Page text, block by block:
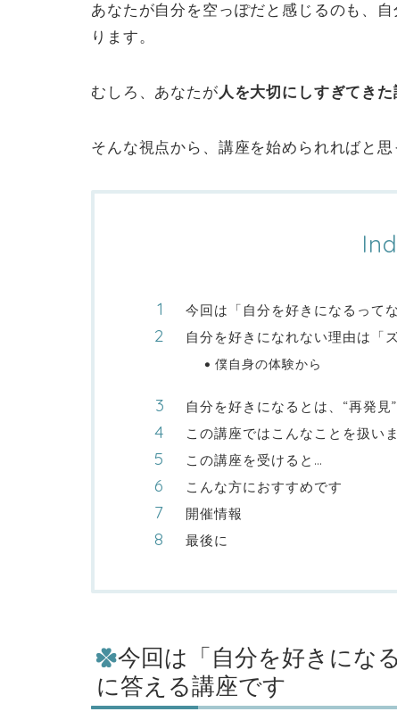
あなたが自分を空っぽだと感じるのも、
ります。
むしろ、あなたが人を大切にしすぎてきた
そんな視点から、講座を始められればと思
今回は「自分を好きになるって
自分を好きになれない理由は「
僕自身の体験から
自分を好きになるとは、“再発見
この講座ではこんなことを扱い
この講座を受けると…
こんな方におすすめです
開催情報
最後に
今回は「自分を好きにな
に答える講座です